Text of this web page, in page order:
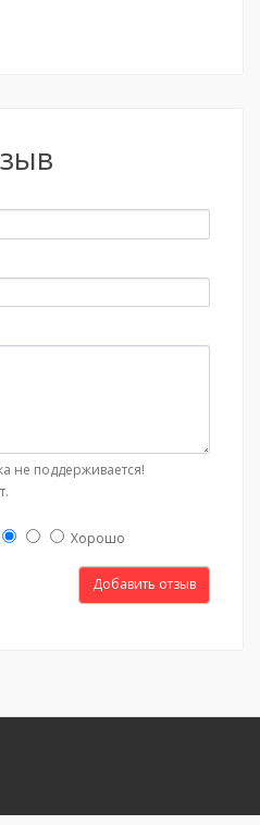
не поддерживается!
Хорошо
Добавить отзыв